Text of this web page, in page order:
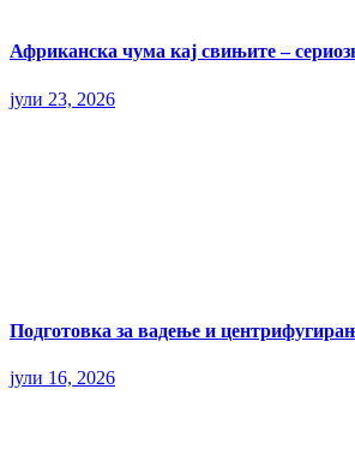
Африканска чума кај свињите –
јули 23, 2026
Подготовка за вадење и
јули 16, 2026